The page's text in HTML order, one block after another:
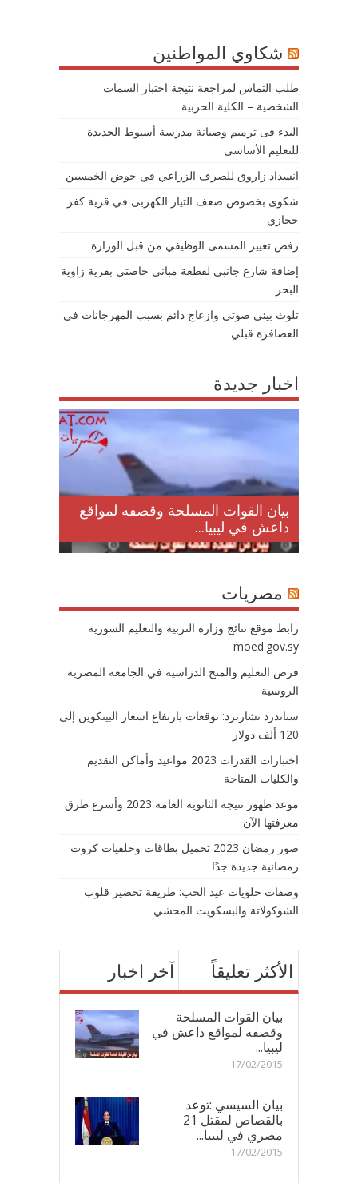
شكاوي المواطنين
طلب التماس لمراجعة نتيجة اختبار السمات
الشخصية – الكلية الحربية
البدء فى ترميم وصيانة مدرسة أسيوط الجديدة
للتعليم الأساسى
انسداد زاروق للصرف الزراعي في حوض الخمسين
شكوى بخصوص ضعف التيار الكهربى في قرية كفر
حجازي
رفض تغيير المسمى الوظيفي من قبل الوزارة
إضافة شارع جانبي لقطعة مباني خاصتي بقرية زاوية
البحر
تلوث بيئي صوتي وازعاج دائم بسبب المهرجانات في
العصافرة قبلي
اخبار جديدة
بيان القوات المسلحة وقصفه لمواقع
داعش في ليبيا...
مصريات
رابط موقع نتائج وزارة التربية والتعليم السورية
moed.gov.sy
فرص التعليم والمنح الدراسية في الجامعة المصرية
الروسية
ستاندرد تشارترد: توقعات بارتفاع اسعار البيتكوين إلى
120 ألف دولار
اختبارات القدرات 2023 مواعيد وأماكن التقديم
والكليات المتاحة
موعد ظهور نتيجة الثانوية العامة 2023 وأسرع طرق
معرفتها الآن
صور رمضان 2023 تحميل بطاقات وخلفيات كروت
رمضانية جديدة جدًا
وصفات حلويات عيد الحب: طريقة تحضير قلوب
الشوكولاتة والبسكويت المحشي
آخر اخبار الأكثر تعليقاً
بيان القوات المسلحة
وقصفه لمواقع داعش في
ليبيا...
17/02/2015
بيان السيسي :توعد
بالقصاص لمقتل 21
مصري في ليبيا...
17/02/2015